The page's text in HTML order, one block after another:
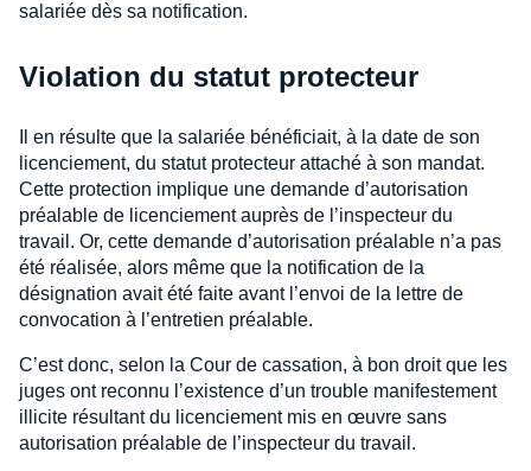
salariée dès sa notification.
Violation du statut protecteur
Il en résulte que la salariée bénéficiait, à la date de son
licenciement, du statut protecteur attaché à son mandat.
Cette protection implique une demande d’autorisation
préalable de licenciement auprès de l’inspecteur du
travail. Or, cette demande d’autorisation préalable n’a pas
été réalisée, alors même que la notification de la
désignation avait été faite avant l’envoi de la lettre de
convocation à l’entretien préalable.
C’est donc, selon la Cour de cassation, à bon droit que les
juges ont reconnu l’existence d’un trouble manifestement
illicite résultant du licenciement mis en œuvre sans
autorisation préalable de l’inspecteur du travail.